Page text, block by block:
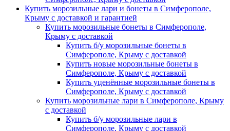
Купить морозильные лари и бонеты в Симферополе,
Крыму с доставкой и гарантией
Купить морозильные бонеты в Симферополе,
Крыму с доставкой
Купить б/у морозильные бонеты в
Симферополе, Крыму с доставкой
Купить новые морозильные бонеты в
Симферополе, Крыму с доставкой
Купить уценённые морозильные бонеты в
Симферополе, Крыму с доставкой
Купить морозильные лари в Симферополе, Крыму
с доставкой
Купить б/у морозильные лари в
Симферополе, Крыму с доставкой